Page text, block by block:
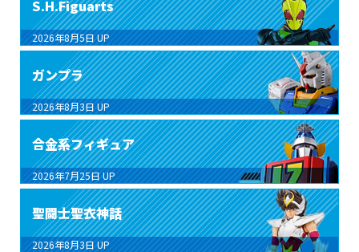
S.H.Figuarts
2026年8月5日 UP
ガンプラ
2026年8月3日 UP
合金系フィギュア
2026年7月25日 UP
聖闘士聖衣神話
2026年8月3日 UP